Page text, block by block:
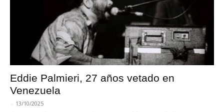
Eddie Palmieri, 27 años vetado en
Venezuela
- 13/10/2025